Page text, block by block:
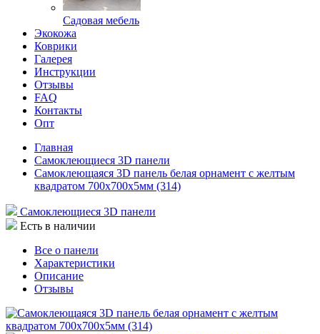
Садовая мебель
Экокожа
Коврики
Галерея
Инструкции
Отзывы
FAQ
Контакты
Опт
Главная
Самоклеющиеся 3D панели
Самоклеющаяся 3D панель белая орнамент c желтым
квадратом 700x700x5мм (314)
Самоклеющиеся 3D панели
Есть в наличии
Все о панели
Характеристики
Описание
Отзывы